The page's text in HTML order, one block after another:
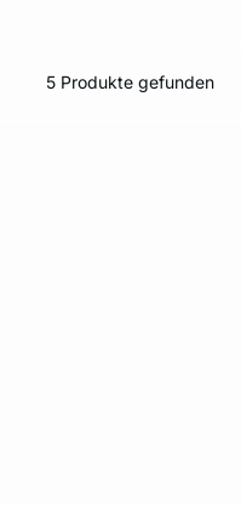
5Produkte gefunden